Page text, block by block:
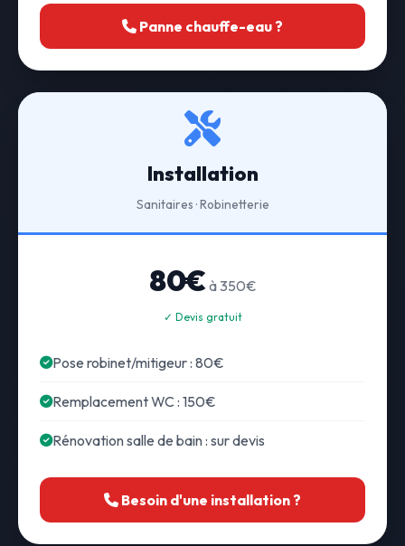
Panne chauffe-eau ?
Installation
Sanitaires · Robinetterie
80€ à 350€
✓ Devis gratuit
Pose robinet/mitigeur : 80€
Remplacement WC : 150€
Rénovation salle de bain : sur devis
Besoin d'une installation ?